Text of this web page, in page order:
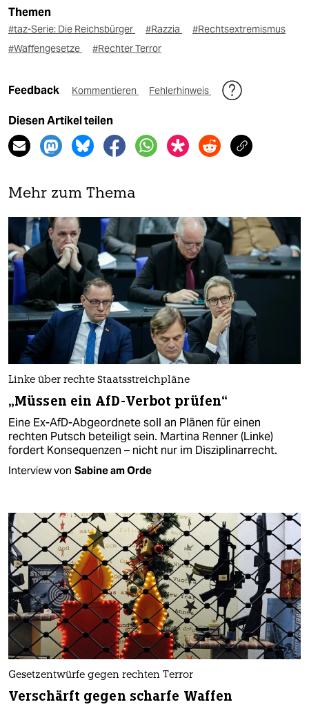
Themen
#taz-Serie: Die Reichsbürger #Razzia
#Rechtsextremismus
#Waffengesetze
#Rechter Terror
Feedback Kommentieren Fehlerhinweis
Diesen Artikel teilen
Mehr zum Thema
Linke über rechte Staatsstreichpläne
„Müssen ein AfD-Verbot prüfen“
Eine Ex-AfD-Abgeordnete soll an Plänen für einen
rechten Putsch beteiligt sein. Martina Renner (Linke)
fordert Konsequenzen – nicht nur im Disziplinarrecht.
Interview von Sabine am Orde
Gesetzentwürfe gegen rechten Terror
Verschärft gegen scharfe Waffen